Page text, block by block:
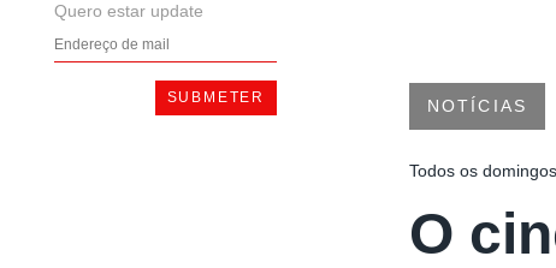
Quero estar update
NOTÍCIAS
Todos os
O